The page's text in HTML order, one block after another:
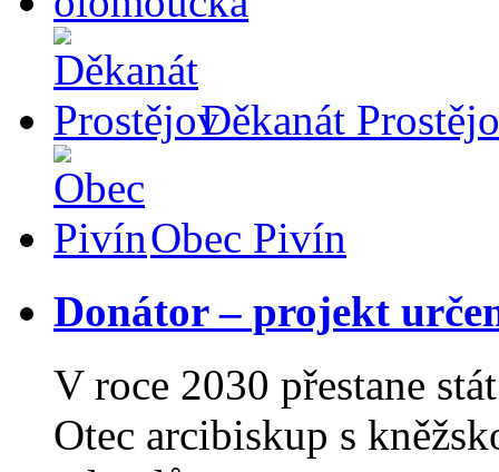
Děkanát
Obec Pivín
Donátor – projekt
V roce 2030 přestane
Otec arcibiskup s